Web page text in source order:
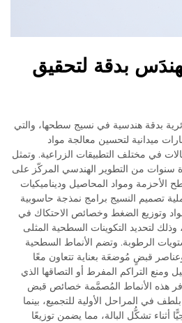
بدقة لتحقيق
بدقة هندسية في نسيج سطحها، والتي
ميدانية لتحسين معالجة مواد
في مختلف التطبيقات الزراعية. وتمثل
سنوات من التطوير الهندسي المركّز على
الأحزمة ومواد المحاصيل وديناميكيات
تصميم النسيج برامج نمذجة حاسوبية
وتوزيع الضغط وخصائص الاحتكاك في
لتحديد التكوينات السطحية المثلى
الرطوبة. وتضم الأنماط السطحية
قبضٍ مُوضعَة بعناية تتعاون معًا
التراكم المفرط أو التصاقها الذي
هذه الأنماط المُصمَّمة خصائص قبض
في المراحل الأولية للتجميع، بينما
تشكُّل البالة، مما يضمن توزيعًا